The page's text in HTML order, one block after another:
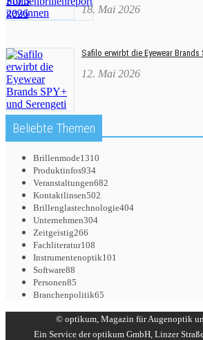
18. Mai 2026
Safilo erwirbt die Eyewear Brands
12. Mai 2026
Beliebte Themen
Brillenmode1310
Produktinfos934
Veranstaltungen682
Kontaktlinsen502
Brillenglastechnologie404
Unternehmen304
Zeitgeistig266
Fachliteratur108
Instrumentenoptik101
Software88
Personen85
Branchenpolitik65
© optikum, Magazin für Augenoptik
Ein Service der optikum GmbH, Linzer